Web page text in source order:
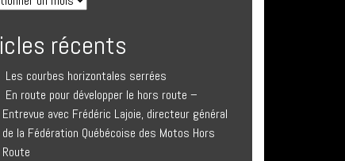
récents
Les courbes horizontales serrées
En route pour développer le hors route –
Entrevue avec Frédéric Lajoie, directeur général
de la Fédération Québécoise des Motos Hors
Route